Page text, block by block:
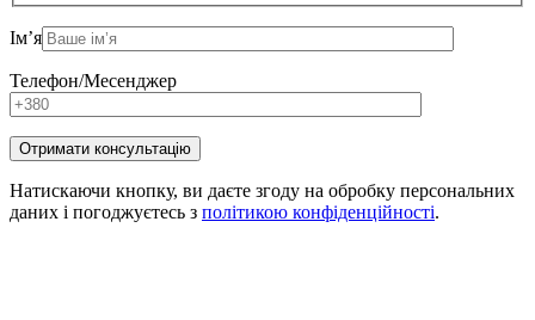
Ім’я
Телефон/Месенджер
Натискаючи кнопку, ви даєте згоду на обробку персональних
даних і погоджуєтесь з політикою конфіденційності.